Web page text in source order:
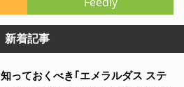
新着記事
知っておくべき｢エメラルダス ステ